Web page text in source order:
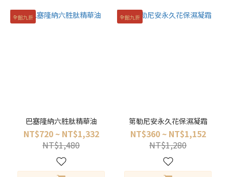
全館九折
巴塞隆納六胜肽精華油
NT$720 ~ NT$1,332
NT$1,480
全館九折
第勒尼安永久花保濕凝霜
NT$360 ~ NT$1,152
NT$1,280